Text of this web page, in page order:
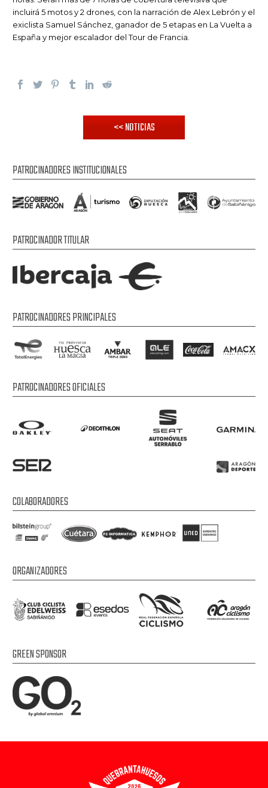
incluirá 5 motos y 2 drones, con la narración de Alex Lebrón y el
exiclista Samuel Sánchez, ganador de 5 etapas en La Vuelta a
España y mejor escalador del Tour de Francia.
<< NOTICIAS
PATROCINADORES INSTITUCIONALES
PATROCINADOR TITULAR
PATROCINADORES PRINCIPALES
PATROCINADORES OFICIALES
COLABORADORES
ORGANIZADORES
GREEN SPONSOR